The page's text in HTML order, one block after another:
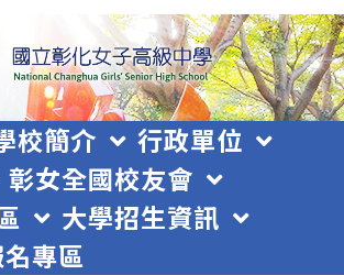
校簡介
行政單位
彰女全國校友會
大學招生資訊
專區